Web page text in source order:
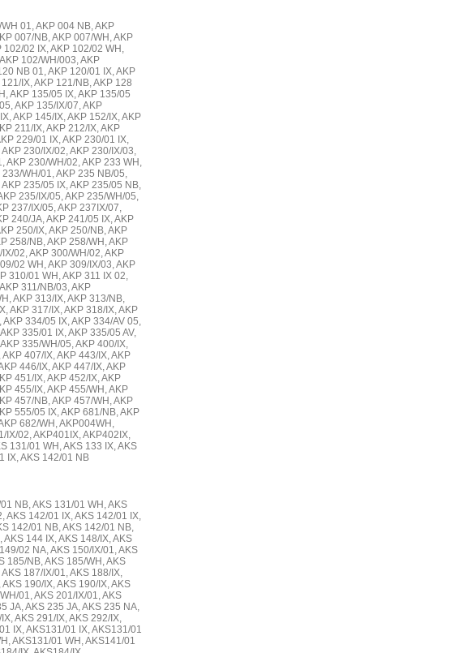
01, AKP 004 NB, AKP
007/NB, AKP 007/WH, AKP
02 IX, AKP 102/02 WH,
102/WH/003, AKP
NB 01, AKP 120/01 IX, AKP
IX, AKP 121/NB, AKP 128
AKP 135/05 IX, AKP 135/05
AKP 135/IX/07, AKP
AKP 145/IX, AKP 152/IX, AKP
211/IX, AKP 212/IX, AKP
229/01 IX, AKP 230/01 IX,
230/IX/02, AKP 230/IX/03,
AKP 230/WH/02, AKP 233 WH,
WH/01, AKP 235 NB/05,
235/05 IX, AKP 235/05 NB,
235/IX/05, AKP 235/WH/05,
237/IX/05, AKP 237IX/07,
240/JA, AKP 241/05 IX, AKP
250/IX, AKP 250/NB, AKP
258/NB, AKP 258/WH, AKP
02, AKP 300/WH/02, AKP
02 WH, AKP 309/IX/03, AKP
310/01 WH, AKP 311 IX 02,
311/NB/03, AKP
AKP 313/IX, AKP 313/NB,
AKP 317/IX, AKP 318/IX, AKP
334/05 IX, AKP 334/AV 05,
335/01 IX, AKP 335/05 AV,
335/WH/05, AKP 400/IX,
407/IX, AKP 443/IX, AKP
446/IX, AKP 447/IX, AKP
451/IX, AKP 452/IX, AKP
455/IX, AKP 455/WH, AKP
457/NB, AKP 457/WH, AKP
555/05 IX, AKP 681/NB, AKP
682/WH, AKP004WH,
IX/02, AKP401IX, AKP402IX,
131/01 WH, AKS 133 IX, AKS
IX, AKS 142/01 NB
NB, AKS 131/01 WH, AKS
AKS 142/01 IX, AKS 142/01 IX,
142/01 NB, AKS 142/01 NB,
144 IX, AKS 148/IX, AKS
02 NA, AKS 150/IX/01, AKS
185/NB, AKS 185/WH, AKS
187/IX/01, AKS 188/IX,
190/IX, AKS 190/IX, AKS
01, AKS 201/IX/01, AKS
JA, AKS 235 JA, AKS 235 NA,
AKS 291/IX, AKS 292/IX,
IX, AKS131/01 IX, AKS131/01
AKS131/01 WH, AKS141/01